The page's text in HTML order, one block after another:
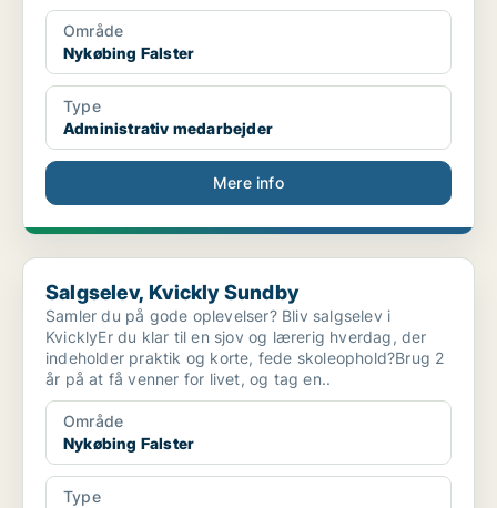
Område
Nykøbing Falster
Type
Administrativ medarbejder
Mere info
Salgselev, Kvickly Sundby
Salgselev, Kvickly Sundby
Samler du på gode oplevelser? Bliv salgselev i
KvicklyEr du klar til en sjov og lærerig hverdag, der
indeholder praktik og korte, fede skoleophold?Brug 2
år på at få venner for livet, og tag en..
Område
Nykøbing Falster
Type